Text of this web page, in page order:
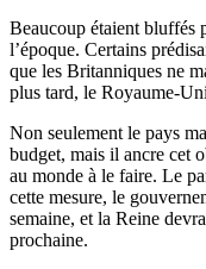
Beaucoup étaient bluffés
l’époque. Certains
que les Britanniques ne
plus tard, le Royaume-
Non seulement le pays
budget, mais il ancre cet
au monde à le faire. Le
cette mesure, le
semaine, et la Reine
prochaine.